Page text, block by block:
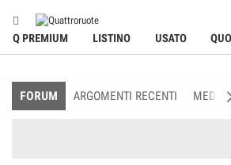
Q PREMIUM LISTINO USATO
FORUM ARGOMENTI RECENTI MEDIA